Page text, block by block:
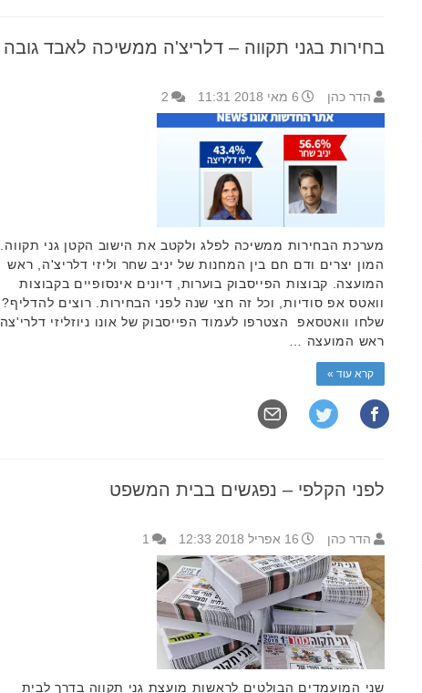
בחירות בגני תקווה – דלריצ'ה ממשיכה לאבד גובה
הדר כהן 6 מאי 2018 11:31 2
מערכת הבחירות ממשיכה לפלג ולקטב את הישוב הקטן גני תקווה.
המון יצרים ודם חם בין המחנות של יניב שחר וליזי דלריצ'ה, ראש
המועצה. קבוצות הפייסבוק בוערות, דיונים אינסופיים בקבוצות
וואטס אפ סודיות, וכל זה חצי שנה לפני הבחירות. רוצים להדליף?
שלחו וואטסאפ הצטרפו לעמוד הפייסבוק של אונו ניוזליזי דלרי'צה
ראש המועצה …
קרא עוד »
לפני הקלפי – נפגשים בבית המשפט
הדר כהן 16 אפריל 2018 12:33 1
שני המועמדים הבולטים לראשות מועצת גני תקווה בדרך לבית